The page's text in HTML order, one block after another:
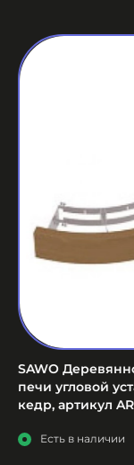
SAWO
печи угловой
кедр, артикул
Есть в наличии